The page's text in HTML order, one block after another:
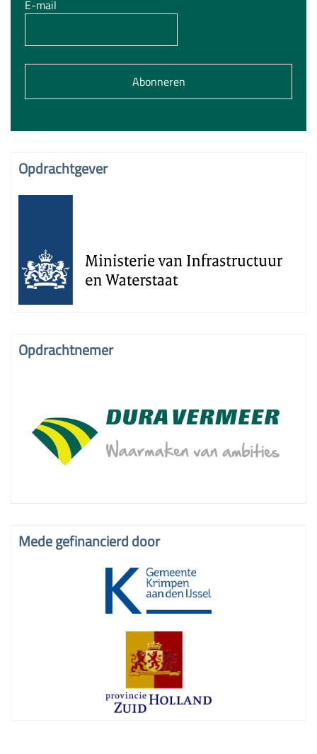
E-mail
Abonneren
Opdrachtgever
Opdrachtnemer
Mede gefinancierd door